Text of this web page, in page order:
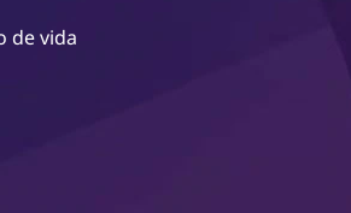
de vida